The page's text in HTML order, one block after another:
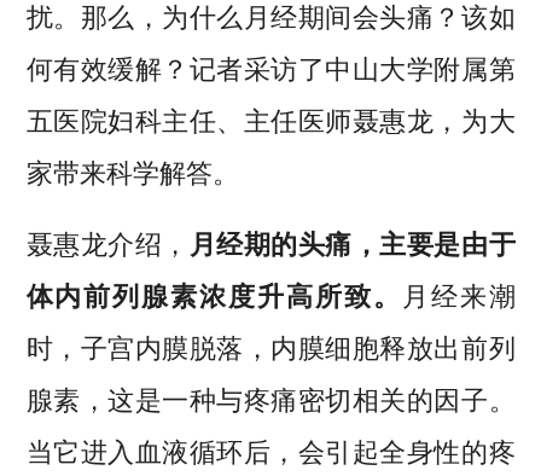
扰。那么，为什么月经期间会头痛？该如
何有效缓解？记者采访了中山大学附属第
五医院妇科主任、主任医师聂惠龙，为大
家带来科学解答。
聂惠龙介绍， 月经期的头痛，主要是由于
体内前列腺素浓度升高所致。
月经来潮
时，子宫内膜脱落，内膜细胞释放出前列
腺素，这是一种与疼痛密切相关的因子。
当它进入血液循环后，会引起全身性的疼